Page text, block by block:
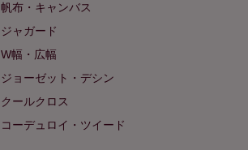
帆布・キャンバス
ジャガード
W幅・広幅
ジョーゼット・デシン
クールクロス
コーデュロイ・ツイード